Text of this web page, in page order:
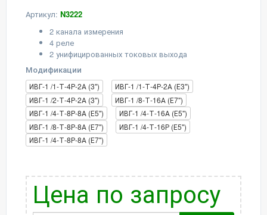
Артикул: N3222
2 канала измерения
4 реле
2 унифицированных токовых выхода
Модификации
ИВГ-1 /1-Т-4Р-2А (3")
ИВГ-1 /1-Т-4Р-2А (Е3")
ИВГ-1 /2-Т-4Р-2А (3")
ИВГ-1 /8-Т-16А (Е7")
ИВГ-1 /4-Т-8Р-8А (Е5")
ИВГ-1 /4-Т-16А (Е5")
ИВГ-1 /8-Т-8Р-8А (Е7")
ИВГ-1 /4-Т-16Р (Е5")
ИВГ-1 /4-Т-8Р-8А (Е7")
Цена по запросу